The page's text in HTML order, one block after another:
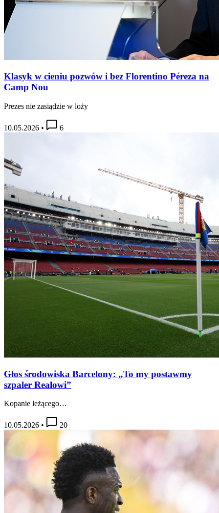
Klasyk w cieniu pozwów i bez Florentino Péreza na
Camp Nou
Prezes nie zasiądzie w loży
10.05.2026 • 6
Głos środowiska Barcelony: „To my postawmy
szpaler Realowi”
Kopanie leżącego…
10.05.2026 • 20